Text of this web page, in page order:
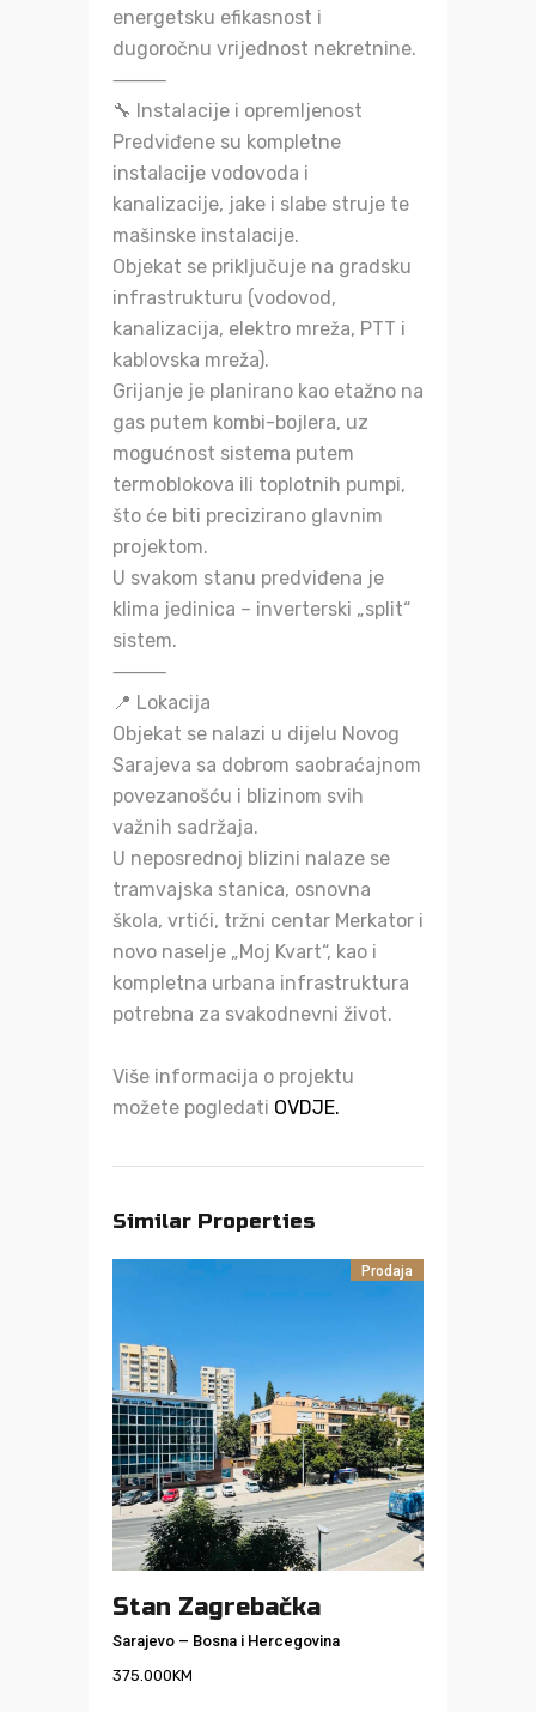
energetsku efikasnost i
dugoročnu vrijednost nekretnine.
⸻
🔧 Instalacije i opremljenost
Predviđene su kompletne
instalacije vodovoda i
kanalizacije, jake i slabe struje te
mašinske instalacije.
Objekat se priključuje na gradsku
infrastrukturu (vodovod,
kanalizacija, elektro mreža, PTT i
kablovska mreža).
Grijanje je planirano kao etažno na
gas putem kombi-bojlera, uz
mogućnost sistema putem
termoblokova ili toplotnih pumpi,
što će biti precizirano glavnim
projektom.
U svakom stanu predviđena je
klima jedinica – inverterski „split“
sistem.
⸻
📍 Lokacija
Objekat se nalazi u dijelu Novog
Sarajeva sa dobrom saobraćajnom
povezanošću i blizinom svih
važnih sadržaja.
U neposrednoj blizini nalaze se
tramvajska stanica, osnovna
škola, vrtići, tržni centar Merkator i
novo naselje „Moj Kvart“, kao i
kompletna urbana infrastruktura
potrebna za svakodnevni život.
Više informacija o projektu
možete pogledati OVDJE.
Similar Properties
Prodaja
Stan Zagrebačka
Sarajevo – Bosna i Hercegovina
375.000KM